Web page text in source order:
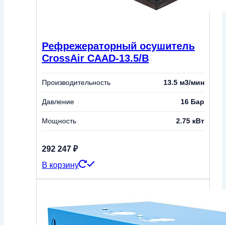
Рефрежераторный осушитель
CrossAir CAAD-13.5/B
Производительность 13.5 м3/мин
Давление 16 Бар
Мощность 2.75 кВт
292 247 ₽
В корзину